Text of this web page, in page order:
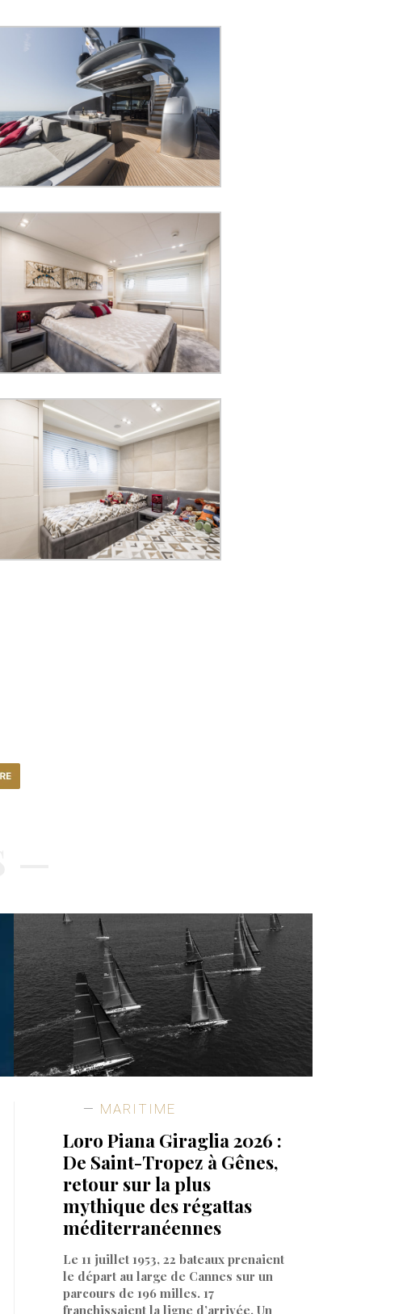
MARITIME
Loro Piana Giraglia 2026 :
De Saint-Tropez à Gênes,
retour sur la plus
mythique des régattas
méditerranéennes
Le 11 juillet 1953, 22 bateaux prenaient
le départ au large de Cannes sur un
parcours de 196 milles. 17
franchissaient la ligne d’arrivée. Un